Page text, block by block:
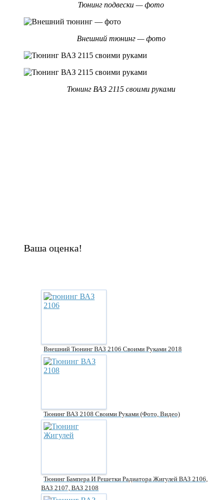
Тюнинг подвески — фото
Внешний тюнинг — фото
Тюнинг ВАЗ 2115 своими руками
Ваша оценка!
Внешний Тюнинг ВАЗ 2106 Своими Руками 2018
Тюнинг ВАЗ 2108 Своими Руками (фото, Видео)
Тюнинг Бампера И Решетки Радиатора Жигулей ВАЗ 2106,
ВАЗ 2107, ВАЗ 2108